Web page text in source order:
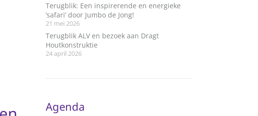
Terugblik: Een inspirerende en energieke
‘safari’ door Jumbo de Jong!
21 mei 2026
Terugblik ALV en bezoek aan Dragt
Houtkonstruktie
24 april 2026
Agenda